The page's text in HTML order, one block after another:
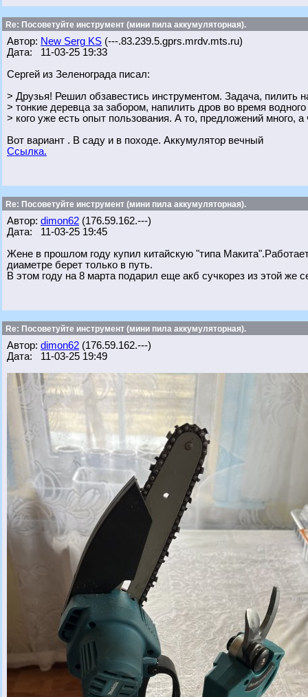
Re: Посоветуйте инструмент (мини пила аккумуляторная).
Автор: New Serg KS (---.83.239.5.gprs.mrdv.mts.ru)
Дата: 11-03-25 19:33
Сергей из Зеленограда писал:
> Друзья! Решил обзавестись инструментом. Задача, пилить
> тонкие деревца за забором, напилить дров во время
> кого уже есть опыт пользования. А то, предложений много,
Вот вариант . В саду и в походе. Аккумулятор вечный
Ссылка.
Re: Посоветуйте инструмент (мини пила аккумуляторная).
Автор: dimon62 (176.59.162.---)
Дата: 11-03-25 19:45
Жене в прошлом году купил китайскую "типа
диаметре берет только в путь.
В этом году на 8 марта подарил еще акб сучкорез из этой же
Re: Посоветуйте инструмент (мини пила аккумуляторная).
Автор: dimon62 (176.59.162.---)
Дата: 11-03-25 19:49